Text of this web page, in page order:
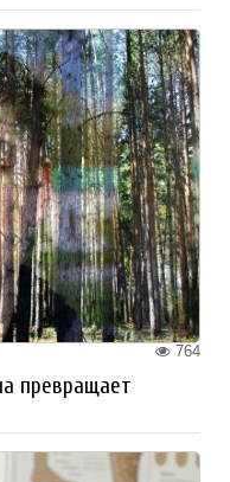
764
превращает